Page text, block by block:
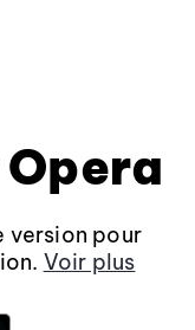
version pour
Voir plus